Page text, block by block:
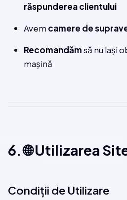
răspunderea clientului
Avem camere de
Recomandămsă nu lași
mașină
6. 🌐 Utilizarea
Condiții de Utilizare